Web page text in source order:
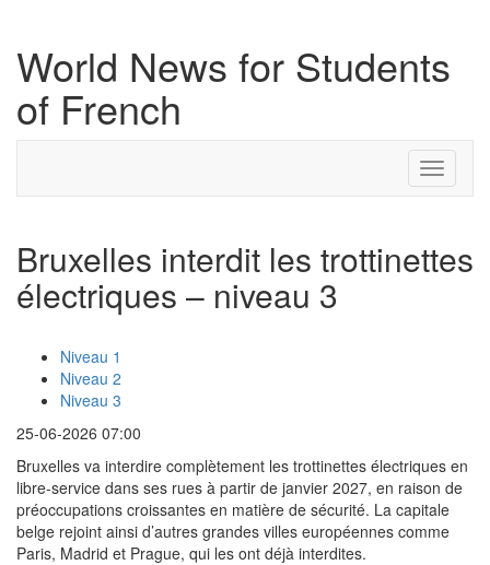
World News for Students
of French
Toggle
Bruxelles interdit les trottinettes
électriques – niveau 3
Niveau 1
Niveau 2
Niveau 3
25-06-2026 07:00
Bruxelles va interdire complètement les trottinettes électriques en
libre-service dans ses rues à partir de janvier 2027, en raison de
préoccupations croissantes en matière de sécurité. La capitale
belge rejoint ainsi d’autres grandes villes européennes comme
Paris, Madrid et Prague, qui les ont déjà interdites.